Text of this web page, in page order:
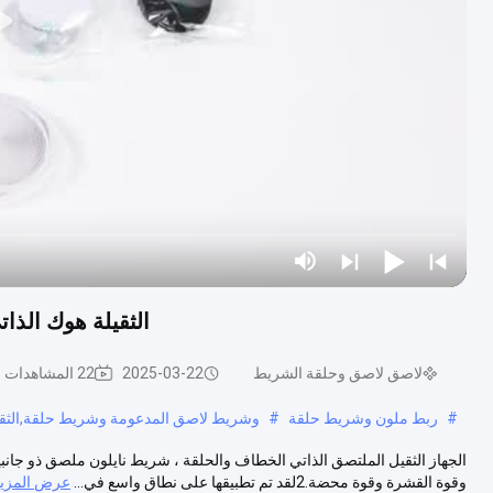
الثقيلة هوك
لاصق لاصق وحلقة الشريط 2025-03-22 22 المشاهدات
# ربط ملون وشريط حلقة # وشريط لاصق المدعومة وشريط
وقوة القشرة وقوة محضة.2لقد تم تطبيقها على نطاق واسع في... عرض